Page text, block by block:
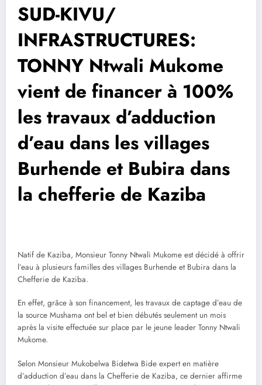
SUD-KIVU/
INFRASTRUCTURES:
TONNY Ntwali Mukome
vient de financer à 100%
les travaux d’adduction
d’eau dans les villages
Burhende et Bubira dans
la chefferie de Kaziba
Natif de Kaziba, Monsieur Tonny Ntwali Mukome est décidé à offrir
l’eau à plusieurs familles des villages Burhende et Bubira dans la
Chefferie de Kaziba.
En effet, grâce à son financement, les travaux de captage d’eau de
la source Mushama ont bel et bien débutés seulement un mois
après la visite effectuée sur place par le jeune leader Tonny Ntwali
Mukome.
Selon Monsieur Mukobelwa Bidetwa Bide expert en matière
d’adduction d’eau dans la Chefferie de Kaziba, ce dernier affirme